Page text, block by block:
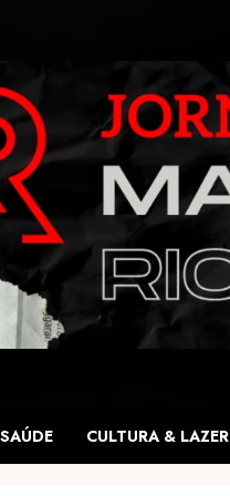
SAÚDE CULTURA & LAZER